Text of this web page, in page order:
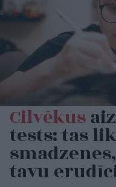
Cilvēkus
tests: tas
tavu